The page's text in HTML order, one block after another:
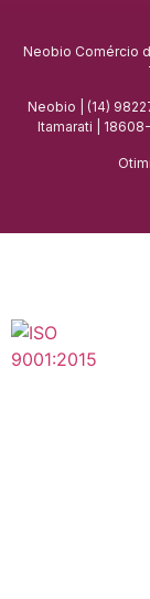
Neobio Comércio
Neobio | (14)
Itamarati |